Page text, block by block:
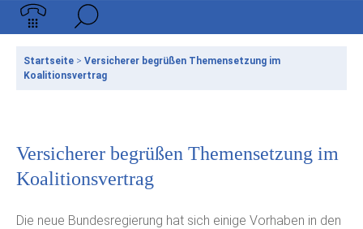
Startseite > Versicherer begrüßen Themensetzung im
Koalitionsvertrag
Versicherer begrüßen Themensetzung im
Koalitionsvertrag
Die neue Bundesregierung hat sich einige Vorhaben in den